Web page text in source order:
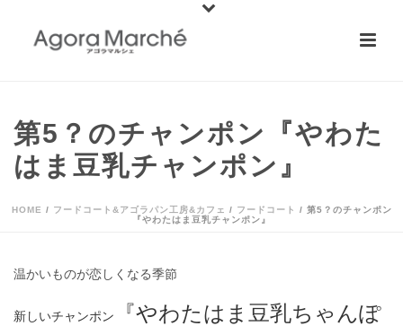
第5？のチャンポン『やわた
はま豆乳チャンポン』
HOME / フードコート&アゴラパン工房&カフェ / フードコート
/ 第5？のチャンポン
『やわたはま豆乳チャンポン』
温かいものが恋しくなる季節
新しいチャンポン
『やわたはま豆乳ちゃんぽ